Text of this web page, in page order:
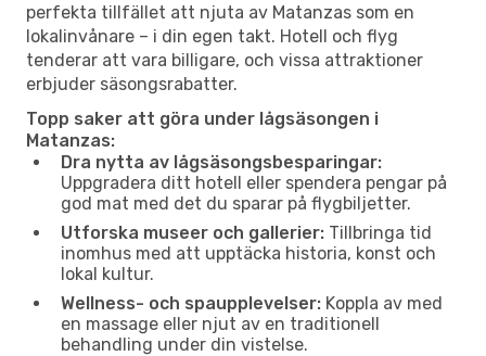
perfekta tillfället att njuta av Matanzas som en
lokalinvånare – i din egen takt. Hotell och flyg
tenderar att vara billigare, och vissa attraktioner
erbjuder säsongsrabatter.
Topp saker att göra under lågsäsongen i
Matanzas:
Dra nytta av lågsäsongsbesparingar:
Uppgradera ditt hotell eller spendera pengar på
god mat med det du sparar på flygbiljetter.
Utforska museer och gallerier: Tillbringa tid
inomhus med att upptäcka historia, konst och
lokal kultur.
Wellness- och spaupplevelser: Koppla av med
en massage eller njut av en traditionell
behandling under din vistelse.